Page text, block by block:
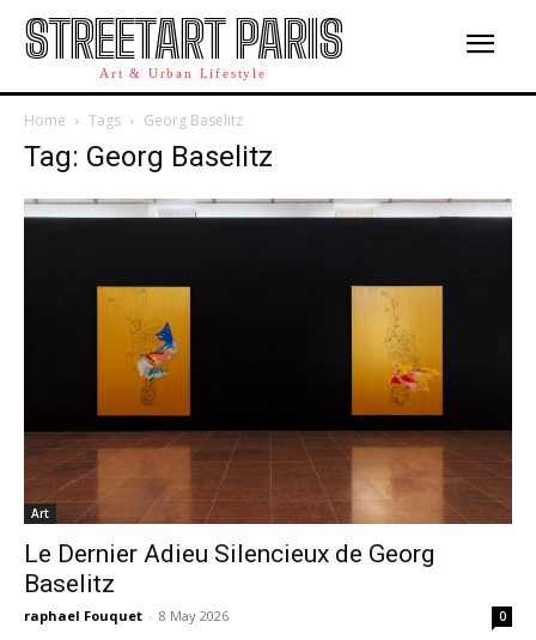
STREETART PARIS
Art & Urban Lifestyle
Home Tags Georg Baselitz
Tag: Georg Baselitz
Art
Le Dernier Adieu Silencieux de Georg
Baselitz
raphael Fouquet - 8 May 2026 0